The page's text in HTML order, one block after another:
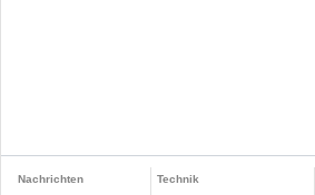
Nachrichten
Technik